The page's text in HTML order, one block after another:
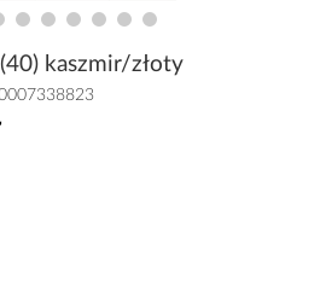
kaszmir/złoty